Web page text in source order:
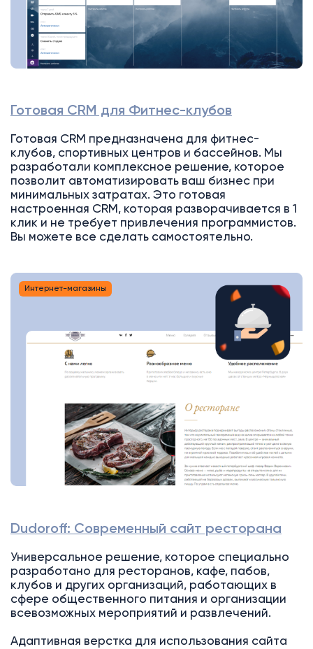
Готовая CRM для Фитнес-клубов
Готовая CRM предназначена для фитнес-
клубов, спортивных центров и бассейнов. Мы
разработали комплексное решение, которое
позволит автоматизировать ваш бизнес при
минимальных затратах. Это готовая
настроенная CRM, которая разворачивается в 1
клик и не требует привлечения программистов.
Вы можете все сделать самостоятельно.
Интернет-магазины
Dudoroff: Современный сайт ресторана
Универсальное решение, которое специально
разработано для ресторанов, кафе, пабов,
клубов и других организаций, работающих в
сфере общественного питания и организации
всевозможных мероприятий и развлечений.
Адаптивная верстка для использования сайта